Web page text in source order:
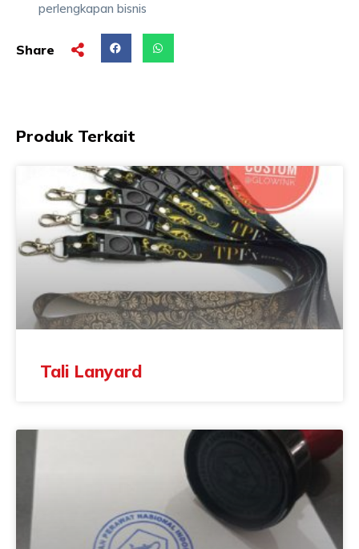
perlengkapan bisnis
Share
Produk Terkait
Tali Lanyard